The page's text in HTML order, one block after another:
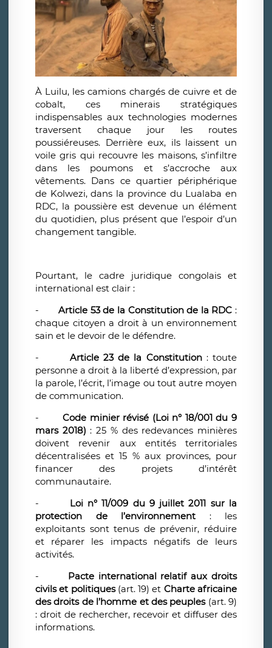
À Luilu, les camions chargés de cuivre et de
cobalt, ces minerais stratégiques
indispensables aux technologies modernes
traversent chaque jour les routes
poussiéreuses. Derrière eux, ils laissent un
voile gris qui recouvre les maisons, s’infiltre
dans les poumons et s’accroche aux
vêtements. Dans ce quartier périphérique
de Kolwezi, dans la province du Lualaba en
RDC, la poussière est devenue un élément
du quotidien, plus présent que l’espoir d’un
changement tangible.
Pourtant, le cadre juridique congolais et
international est clair :
-
Article 53 de la Constitution de la RDC :
chaque citoyen a droit à un environnement
sain et le devoir de le défendre.
-
Article 23 de la Constitution: toute
personne a droit à la liberté d’expression, par
la parole, l’écrit, l’image ou tout autre moyen
de communication.
-
Code minier révisé (Loi n° 18/001 du 9
mars 2018) : 25 % des redevances minières
doivent revenir aux entités territoriales
décentralisées et 15 % aux provinces, pour
financer des projets d’intérêt
communautaire.
-
Loi n° 11/009 du 9 juillet 2011 sur la
protection de l’environnement: les
exploitants sont tenus de prévenir, réduire
et réparer les impacts négatifs de leurs
activités.
-
Pacte international relatif aux droits
civils et politiques(art. 19) et Charte africaine
des droits de l’homme et des peuples(art. 9)
: droit de rechercher, recevoir et diffuser des
informations.